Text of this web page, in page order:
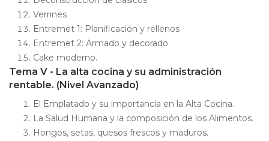
Verrines
Entremet 1: Planificación y rellenos
Entremet 2: Armado y decorado
Cake moderno.
Tema V - La alta cocina y su administración
rentable. (Nivel Avanzado)
El Emplatado y su importancia en la Alta Cocina.
La Salud Humana y la composición de los Alimentos.
Hongos, setas, quesos frescos y maduros.